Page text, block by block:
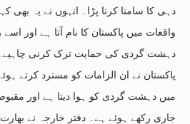
دہی کا سامنا کرنا پڑا۔ انہوں نے یہ
واقعات میں پاکستان کا نام آتا ہے اور
دہشت گردی کی حمایت ترک کرنی چاہیے۔
پاکستان نے ان الزامات کو مسترد کرتے
میں دہشت گردی کو ہوا دیتا ہے اور
جاری رکھے ہوئے ہے۔ دفتر خارجہ نے